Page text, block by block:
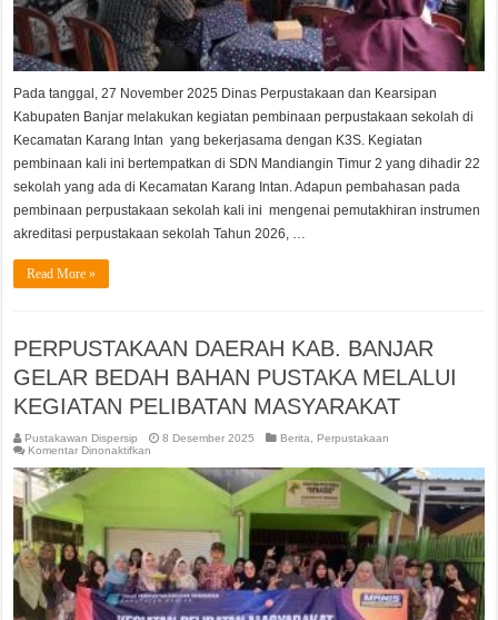
Pada tanggal, 27 November 2025 Dinas Perpustakaan dan Kearsipan
Kabupaten Banjar melakukan kegiatan pembinaan perpustakaan sekolah di
Kecamatan Karang Intan yang bekerjasama dengan K3S. Kegiatan
pembinaan kali ini bertempatkan di SDN Mandiangin Timur 2 yang dihadir 22
sekolah yang ada di Kecamatan Karang Intan. Adapun pembahasan pada
pembinaan perpustakaan sekolah kali ini mengenai pemutakhiran instrumen
akreditasi perpustakaan sekolah Tahun 2026, …
Read More »
PERPUSTAKAAN DAERAH KAB. BANJAR
GELAR BEDAH BAHAN PUSTAKA MELALUI
KEGIATAN PELIBATAN MASYARAKAT
Pustakawan Dispersip 8 Desember 2025 Berita, Perpustakaan
Komentar Dinonaktifkan
DAERAH
BAHAN
PUSTAKA
MELALUI
KEGIATAN
PELIBATAN
MASYARAKAT